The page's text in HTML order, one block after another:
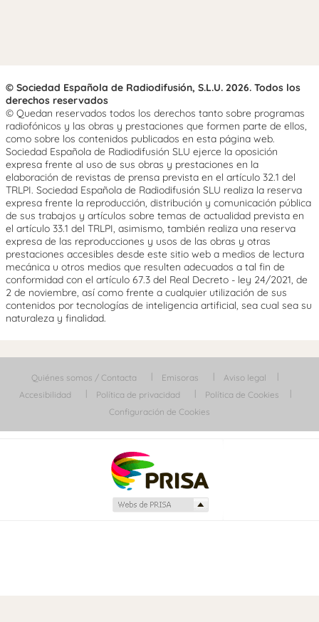
© Sociedad Española de Radiodifusión, S.L.U. 2026. Todos los
derechos reservados
© Quedan reservados todos los derechos tanto sobre programas
radiofónicos y las obras y prestaciones que formen parte de ellos,
como sobre los contenidos publicados en esta página web.
Sociedad Española de Radiodifusión SLU ejerce la oposición
expresa frente al uso de sus obras y prestaciones en la
elaboración de revistas de prensa prevista en el artículo 32.1 del
TRLPI. Sociedad Española de Radiodifusión SLU realiza la reserva
expresa frente la reproducción, distribución y comunicación pública
de sus trabajos y artículos sobre temas de actualidad prevista en
el artículo 33.1 del TRLPI, asimismo, también realiza una reserva
expresa de las reproducciones y usos de las obras y otras
prestaciones accesibles desde este sitio web a medios de lectura
mecánica u otros medios que resulten adecuados a tal fin de
conformidad con el artículo 67.3 del Real Decreto - ley 24/2021, de
2 de noviembre, así como frente a cualquier utilización de sus
contenidos por tecnologías de inteligencia artificial, sea cual sea su
naturaleza y finalidad.
Quiénes somos / Contacta Emisoras
Aviso legal
Accesibilidad
Política de privacidad
Política de Cookies
Configuración de Cookies